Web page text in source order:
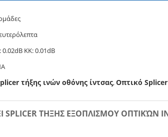
0.02dB ΚΚ: 0.01dB
τήξης ινών οθόνης ίντσας,Οπτικό
ΤΗΞΗΣ ΕΞΟΠΛΙΣΜΟΥ ΟΠΤΙΚΏΝ